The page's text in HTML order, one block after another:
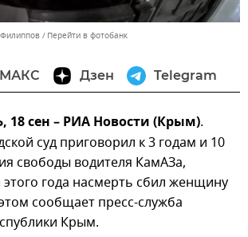
Перейти в фотобанк
МАКС Дзен Telegram
сен – РИА Новости (Крым).
суд приговорил к 3 годам и 10
свободы водителя КамАЗа,
года насмерть сбил женщину
сообщает пресс-служба
Крым.